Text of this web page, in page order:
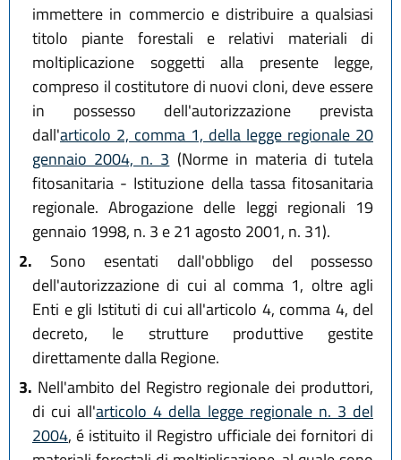
immettere in commercio e distribuire a qualsiasi
titolo piante forestali e relativi materiali di
moltiplicazione soggetti alla presente legge,
compreso il costitutore di nuovi cloni, deve essere
in possesso dell'autorizzazione prevista
dall'articolo 2, comma 1, della legge regionale 20
gennaio 2004, n. 3 (Norme in materia di tutela
fitosanitaria - Istituzione della tassa fitosanitaria
regionale. Abrogazione delle leggi regionali 19
gennaio 1998, n. 3 e 21 agosto 2001, n. 31).
2. Sono esentati dall'obbligo del possesso
dell'autorizzazione di cui al comma 1, oltre agli
Enti e gli Istituti di cui all'articolo 4, comma 4, del
decreto, le strutture produttive gestite
direttamente dalla Regione.
3. Nell'ambito del Registro regionale dei produttori,
di cui all'articolo 4 della legge regionale n. 3 del
2004, é istituito il Registro ufficiale dei fornitori di